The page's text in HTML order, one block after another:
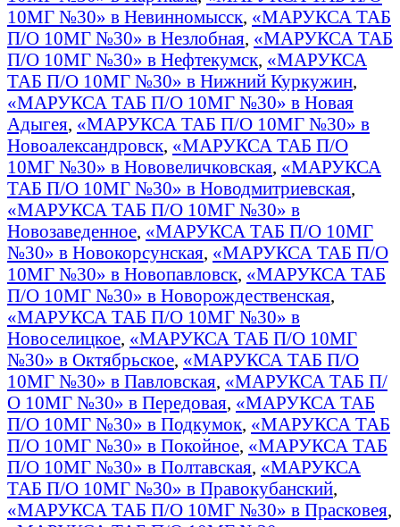
10МГ №30» в Невинномысск, «МАРУКСА ТАБ
П/О 10МГ №30» в Незлобная, «МАРУКСА ТАБ
П/О 10МГ №30» в Нефтекумск, «МАРУКСА
ТАБ П/О 10МГ №30» в Нижний Куркужин,
«МАРУКСА ТАБ П/О 10МГ №30» в Новая
Адыгея, «МАРУКСА ТАБ П/О 10МГ №30» в
Новоалександровск, «МАРУКСА ТАБ П/О
10МГ №30» в Нововеличковская, «МАРУКСА
ТАБ П/О 10МГ №30» в Новодмитриевская,
«МАРУКСА ТАБ П/О 10МГ №30» в
Новозаведенное, «МАРУКСА ТАБ П/О 10МГ
№30» в Новокорсунская, «МАРУКСА ТАБ П/О
10МГ №30» в Новопавловск, «МАРУКСА ТАБ
П/О 10МГ №30» в Новорождественская,
«МАРУКСА ТАБ П/О 10МГ №30» в
Новоселицкое, «МАРУКСА ТАБ П/О 10МГ
№30» в Октябрьское, «МАРУКСА ТАБ П/О
10МГ №30» в Павловская, «МАРУКСА ТАБ П/
О 10МГ №30» в Передовая, «МАРУКСА ТАБ
П/О 10МГ №30» в Подкумок, «МАРУКСА ТАБ
П/О 10МГ №30» в Покойное, «МАРУКСА ТАБ
П/О 10МГ №30» в Полтавская, «МАРУКСА
ТАБ П/О 10МГ №30» в Правокубанский,
«МАРУКСА ТАБ П/О 10МГ №30» в Прасковея,